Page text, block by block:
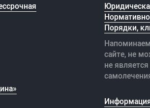
Порядки,
сайте, не
не